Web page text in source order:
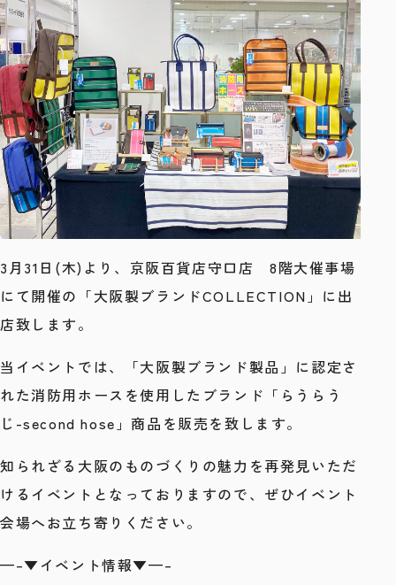
3月31日(木)より、京阪百貨店守口店 8階大催事場
にて開催の「大阪製ブランドCOLLECTION」に出
店致します。
当イベントでは、「大阪製ブランド製品」に認定さ
れた消防用ホースを使用したブランド「らうらう
じ-second hose」商品を販売を致します。
知られざる大阪のものづくりの魅力を再発見いただ
けるイベントとなっておりますので、ぜひイベント
会場へお立ち寄りください。
—–▼イベント情報▼—–